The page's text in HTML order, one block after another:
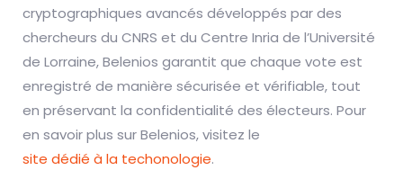
cryptographiques avancés développés par des
chercheurs du CNRS et du Centre Inria de l’Université
de Lorraine, Belenios garantit que chaque vote est
enregistré de manière sécurisée et vérifiable, tout
en préservant la confidentialité des électeurs. Pour
en savoir plus sur Belenios, visitez le
site dédié à la techonologie.